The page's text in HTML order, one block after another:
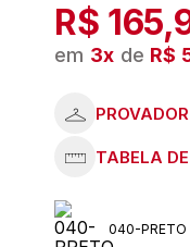
R$
em 3x de R$
040-PRETO